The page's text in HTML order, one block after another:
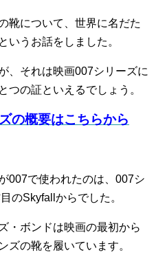
靴について、世界に名だた
いうお話をしました。
、それは映画007シリーズに
つの証といえるでしょう。
の概要はこちらから
007で使われたのは、007シ
のSkyfallからでした。
・ボンドは映画の最初から
ズの靴を履いています。